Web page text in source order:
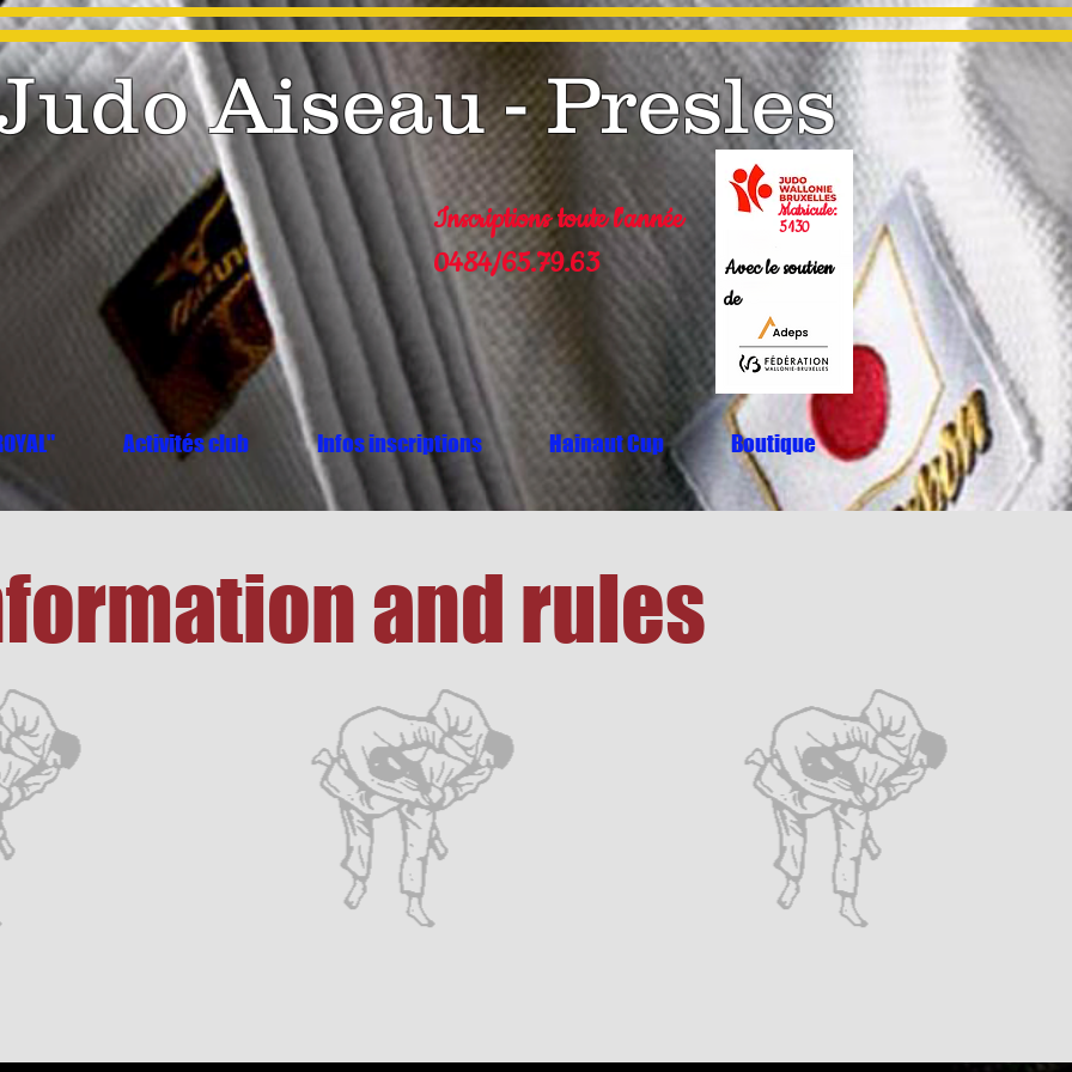
Aiseau - Presles
Inscriptions toute l'année
0484/65.79.63
Matricule:
5130
Avec le soutien
de
Activités club Infos inscriptions Hainaut Cup Boutique
and rules